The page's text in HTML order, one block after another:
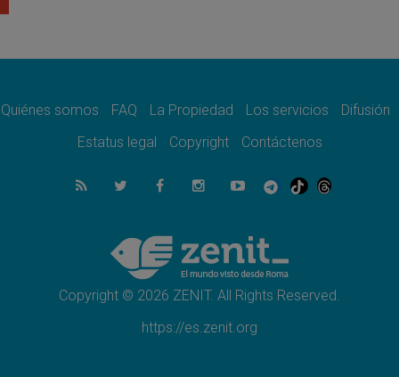
05.08.2026
05.08.2026
sabiduría para afrontar los urgentes desafíos
05.08.2026
En marcha hacia Asís en nombre de San
Venezuela, Padre Pagniello: "En medio del
dolor, una Iglesia que no se rinde"
Quiénes somos FAQ La Propiedad Los servicios
Difusión
Estatus legal
Copyright Contáctenos
Copyright © 2026 ZENIT. All Rights Reserved.
https://es.zenit.org